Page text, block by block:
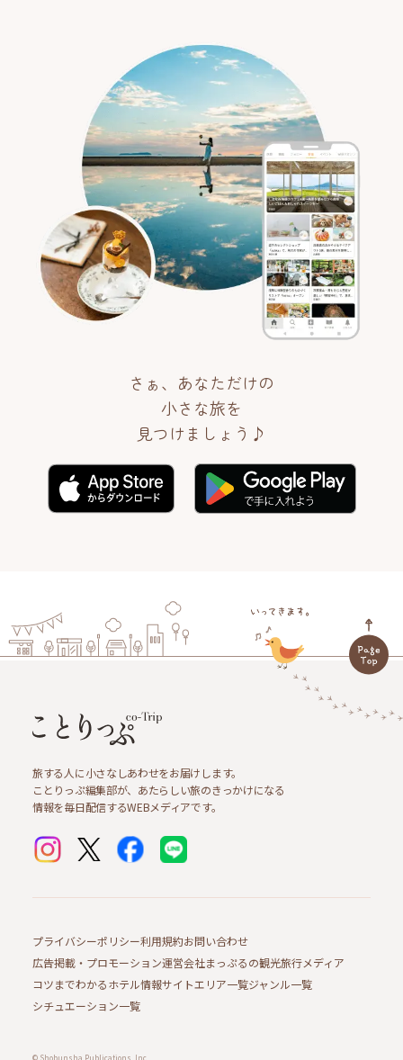
さぁ、あなただけの
小さな旅を
見つけましょう♪
旅する人に小さなしあわせをお届けします。
ことりっぷ編集部が、あたらしい旅のきっかけになる
情報を毎日配信するWEBメディアです。
プライバシーポリシー利用規約お問い合わせ
広告掲載・プロモーション運営会社まっぷるの観光旅行メディア
コツまでわかるホテル情報サイトエリア一覧ジャンル一覧
シチュエーション一覧